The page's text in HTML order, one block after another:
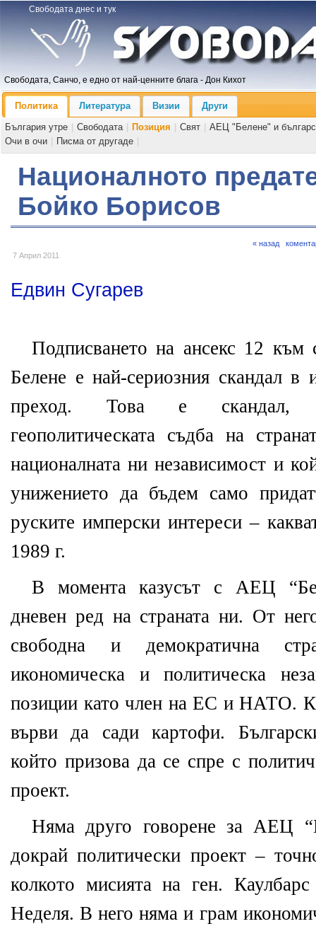
Свободата днес и тук
Свободата, Санчо, е едно от най-ценните блага - Дон Кихот
Политика Литература Визии
Други
България утре
Свободата Позиция Свят
АЕЦ "Белене" и
Очи в очи
Писма от другаде
Националното
Бойко Борисов
7 Април 2011
« назад
Едвин Сугарев
Подписването на ансекс 12
Белене е най-сериозния скандал в
преход. Това е скандал,
геополитическата съдба на
националната ни независимост и
унижението да бъдем само
руските имперски интереси –
1989 г.
В момента казусът с АЕЦ
дневен ред на страната ни. От
свободна и демократична
икономическа и политическа
позиции като член на ЕС и НАТО.
върви да сади картофи.
който призова да се спре с
проект.
Няма друго говорене за АЕЦ
докрай политически проект –
колкото мисията на ген.
Неделя. В него няма и грам